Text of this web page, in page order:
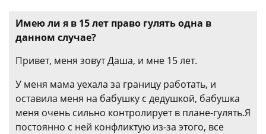
Имею ли я в 15 лет право гулять одна в
данном случае?
Привет, меня зовут Даша, и мне 15 лет.
У меня мама уехала за границу работать, и
оставила меня на бабушку с дедушкой, бабушка
меня очень сильно контролирует в плане-гулять.Я
постоянно с ней конфликтую из-за этого, все